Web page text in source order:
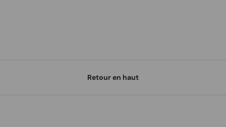
Retour en haut